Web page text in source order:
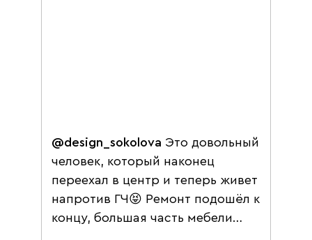
@design_sokolova Это довольный
человек, который наконец
переехал в центр и теперь живет
напротив ГЧ😝 Ремонт подошёл к
концу, большая часть мебели